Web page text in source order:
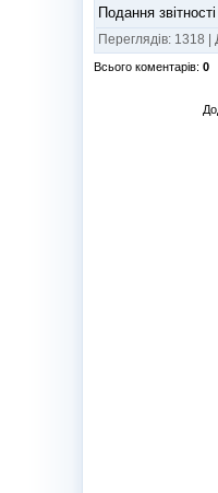
Подання
Переглядів: 1318 |
Всього коментарів: 0